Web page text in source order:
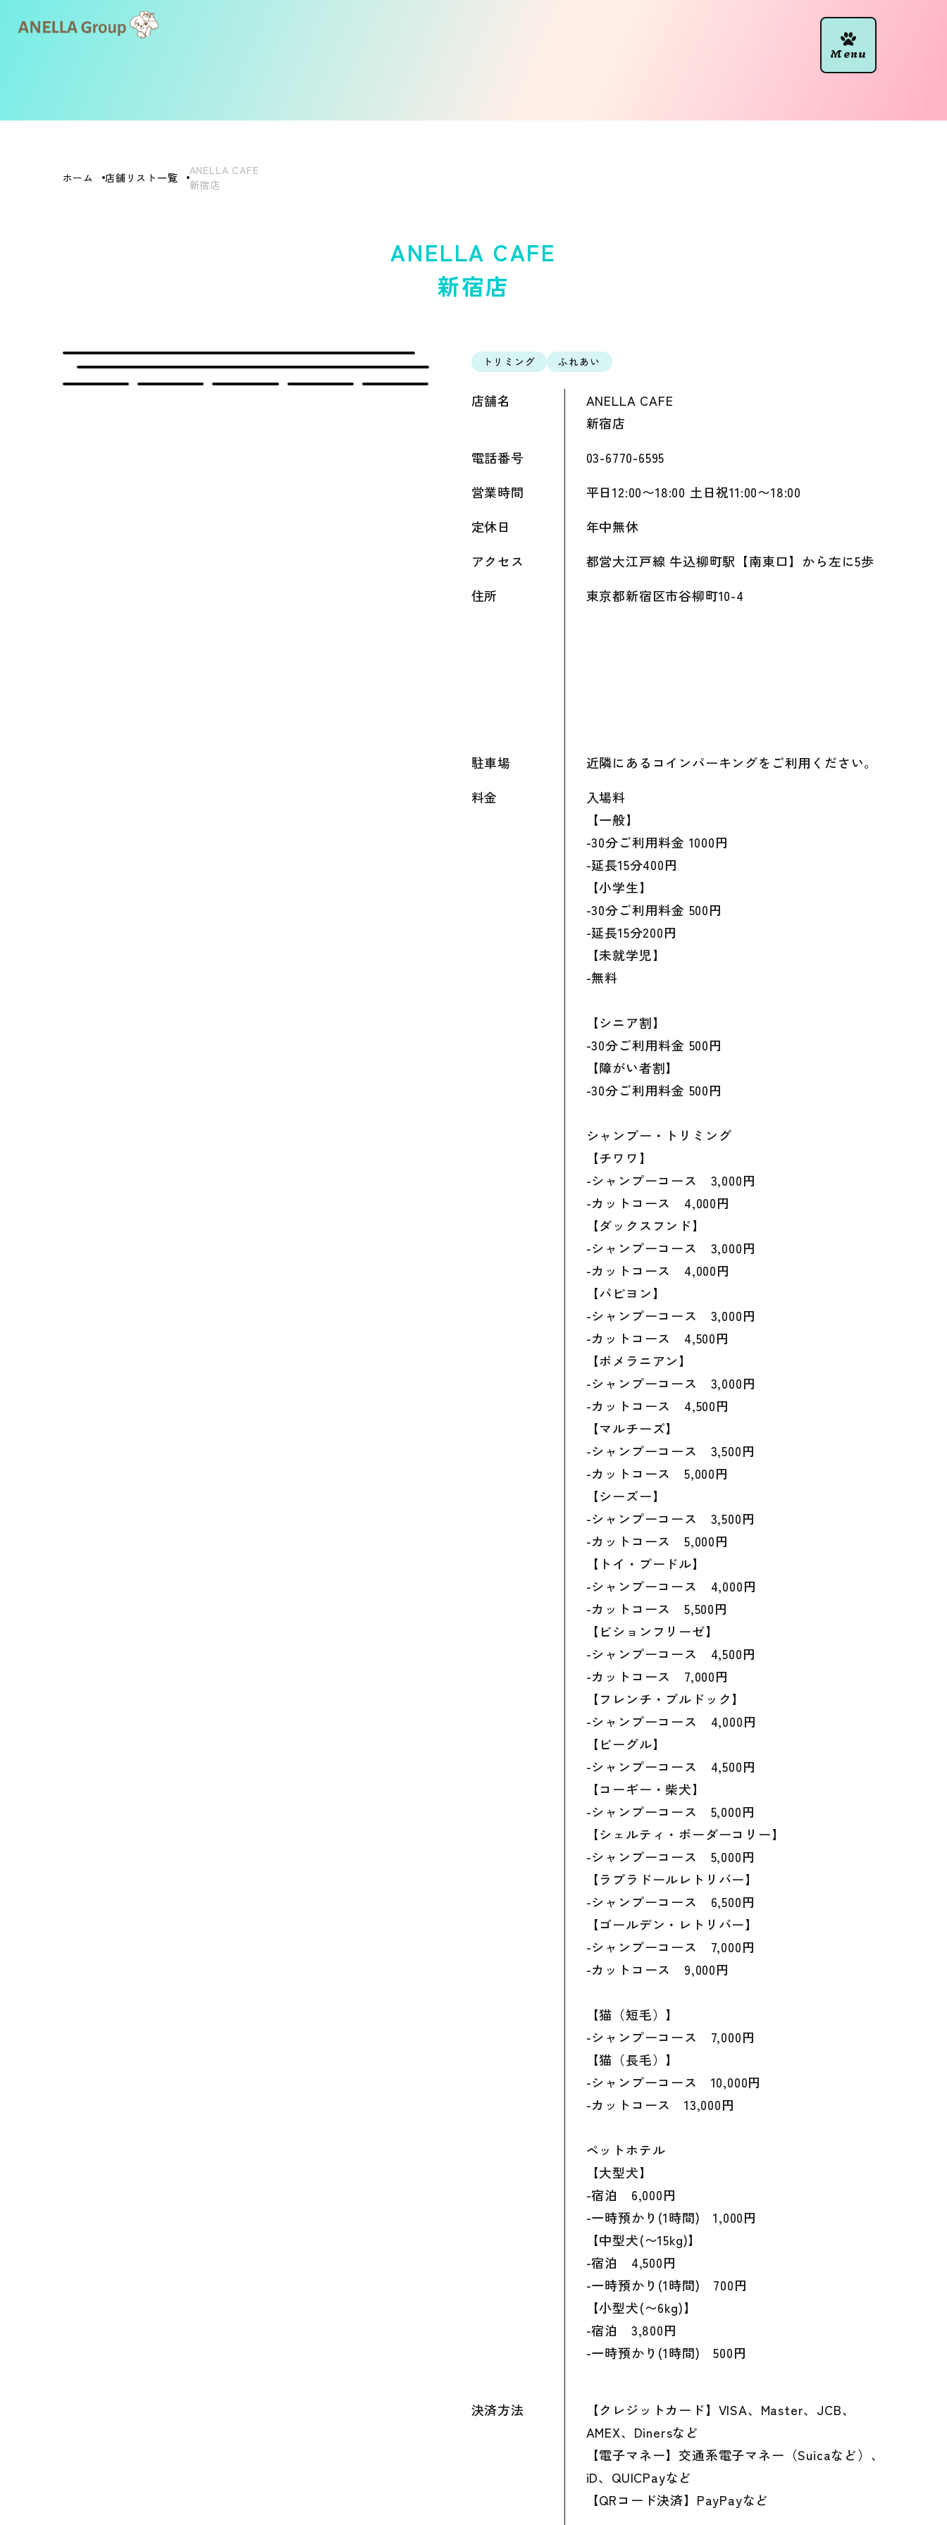
ホーム 店舗リスト一覧
ANELLA CAFE
新宿店
ANELLA CAFE
新宿店
トリミング ふれあい
店舗名
ANELLA CAFE
新宿店
電話番号
03-6770-6595
営業時間
平日12:00〜18:00 土日祝11:00〜18:00
定休日
年中無休
アクセス
都営大江戸線 牛込柳町駅【南東口】から左に5歩
住所
東京都新宿区市谷柳町10-4
駐車場
近隣にあるコインパーキングをご利用ください。
料金
入場料
【一般】
-30分ご利用料金 1000円
-延長15分400円
【小学生】
-30分ご利用料金 500円
-延長15分200円
【未就学児】
-無料
【シニア割】
-30分ご利用料金 500円
【障がい者割】
-30分ご利用料金 500円
シャンプー・トリミング
【チワワ】
-シャンプーコース 3,000円
-カットコース 4,000円
【ダックスフンド】
-シャンプーコース 3,000円
-カットコース 4,000円
【パピヨン】
-シャンプーコース 3,000円
-カットコース 4,500円
【ポメラニアン】
-シャンプーコース 3,000円
-カットコース 4,500円
【マルチーズ】
-シャンプーコース 3,500円
-カットコース 5,000円
【シーズー】
-シャンプーコース 3,500円
-カットコース 5,000円
【トイ・プードル】
-シャンプーコース 4,000円
-カットコース 5,500円
【ビションフリーゼ】
-シャンプーコース 4,500円
-カットコース 7,000円
【フレンチ・ブルドック】
-シャンプーコース 4,000円
【ビーグル】
-シャンプーコース 4,500円
【コーギー・柴犬】
-シャンプーコース 5,000円
【シェルティ・ボーダーコリー】
-シャンプーコース 5,000円
【ラブラドールレトリバー】
-シャンプーコース 6,500円
【ゴールデン・レトリバー】
-シャンプーコース 7,000円
-カットコース 9,000円
【猫（短毛）】
-シャンプーコース 7,000円
【猫（長毛）】
-シャンプーコース 10,000円
-カットコース 13,000円
ペットホテル
【大型犬】
-宿泊 6,000円
-一時預かり(1時間) 1,000円
【中型犬(〜15kg)】
-宿泊 4,500円
-一時預かり(1時間) 700円
【小型犬(〜6kg)】
-宿泊 3,800円
-一時預かり(1時間) 500円
決済方法
【クレジットカード】VISA、Master、JCB、
AMEX、Dinersなど
【電子マネー】交通系電子マネー（Suicaなど）、
iD、QUICPayなど
【QRコード決済】PayPayなど